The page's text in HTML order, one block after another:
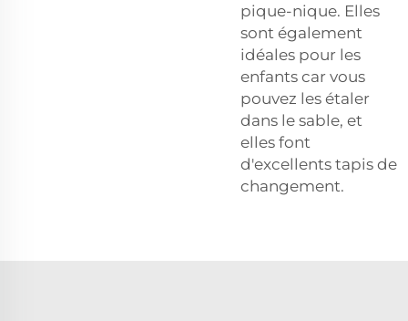
pique-nique. Elles
sont également
idéales pour les
enfants car vous
pouvez les étaler
dans le sable, et
elles font
d'excellents tapis de
changement.